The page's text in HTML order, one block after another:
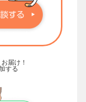
届け！
する